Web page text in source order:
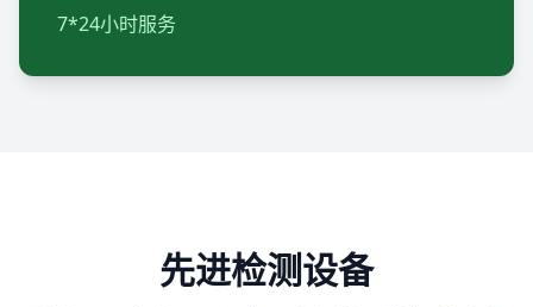
7*24小时服务
先进检测设备